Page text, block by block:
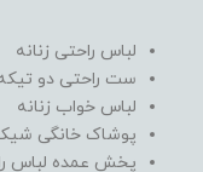
لباس راحتی زنانه
ست راحتی دو
لباس خواب زنانه
پوشاک خانگی
پخش عمده لباس